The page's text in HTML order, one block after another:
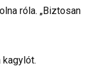
róla. „Biztosan